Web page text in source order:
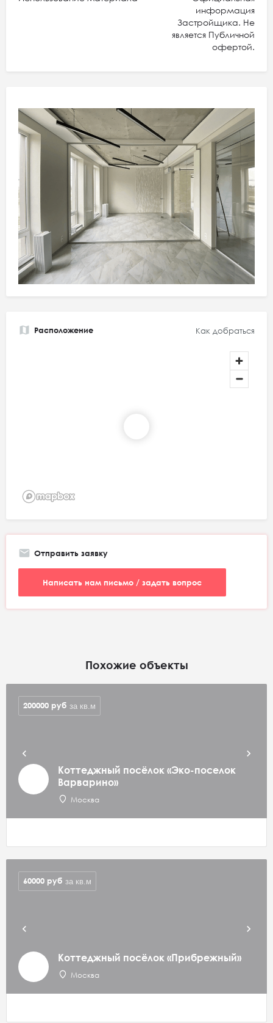
информация
Застройщика. Не
является Публичной
офертой.
Расположение Как добраться
Отправить заявку
Написать нам письмо / задать вопрос
Похожие объекты
Коттеджный посёлок «Эко-поселок
Варварино»
Москва
200000 руб за кв.м
Коттеджный посёлок «Прибрежный»
Москва
60000 руб за кв.м